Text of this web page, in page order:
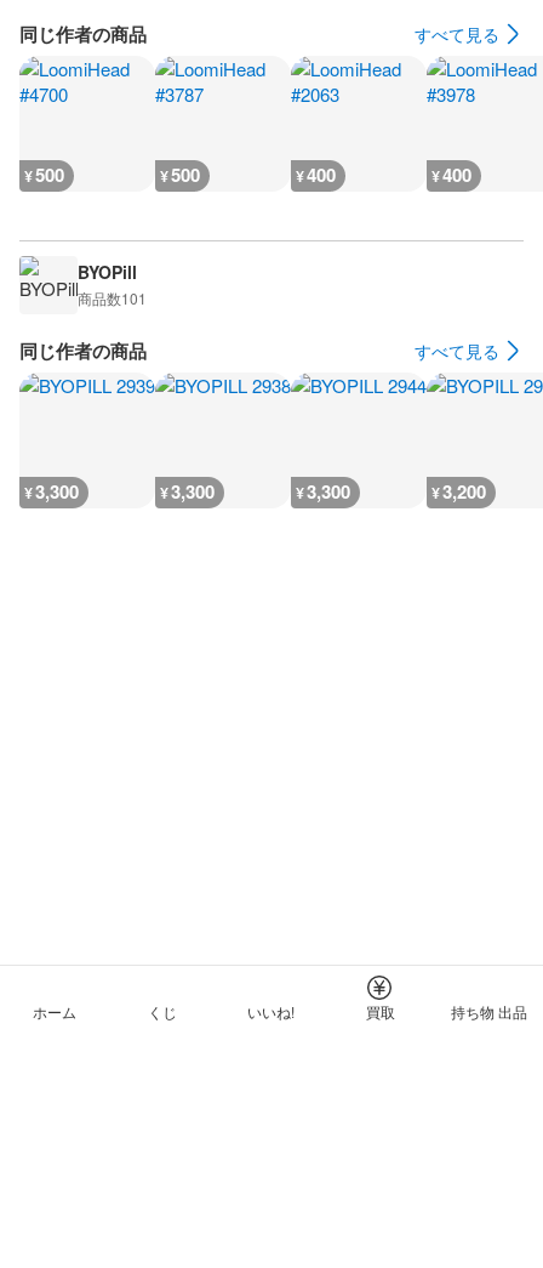
同じ作者の商品 すべて見る
¥500 ¥500 ¥400 ¥400
BYOPill
商品数101
同じ作者の商品 すべて見る
¥3,300 ¥3,300 ¥3,300 ¥3,200
ホーム くじ いいね! 買取 持ち物 出品